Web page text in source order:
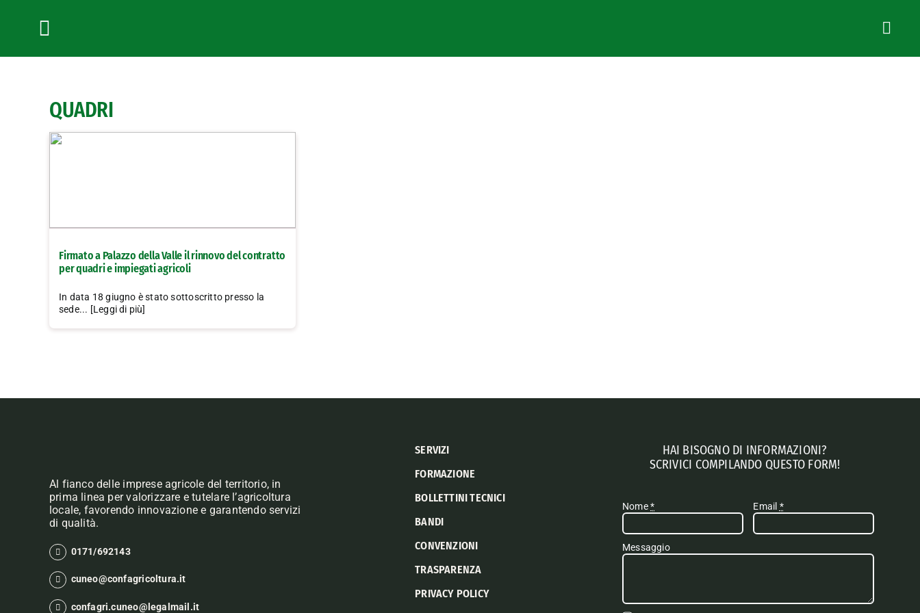
Toggle
Navigation
QUADRI
Firmato a Palazzo della Valle il rinnovo del contratto
per quadri e impiegati agricoli
In data 18 giugno è stato sottoscritto presso la
sede... [Leggi di più]
Al fianco delle imprese agricole del territorio, in
prima linea per valorizzare e tutelare l’agricoltura
locale, favorendo innovazione e garantendo servizi
di qualità.
0171/692143
cuneo@confagricoltura.it
confagri.cuneo@legalmail.it
SERVIZI
FORMAZIONE
BOLLETTINI TECNICI
BANDI
CONVENZIONI
TRASPARENZA
PRIVACY POLICY
HAI BISOGNO DI INFORMAZIONI?
SCRIVICI COMPILANDO QUESTO FORM!
Nome* Email *
Messaggio